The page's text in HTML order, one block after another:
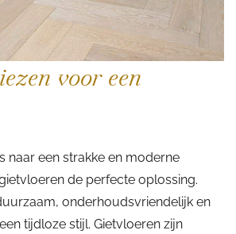
voor een
naar een strakke en moderne
de perfecte oplossing.
onderhoudsvriendelijk en
tijdloze stijl. Gietvloeren zijn